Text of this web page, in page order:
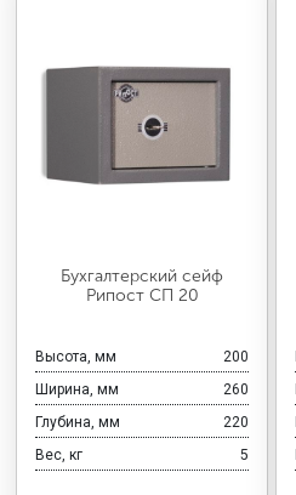
Бухгалтерский сейф
Рипост СП 20
Высота, мм
200
Ширина, мм
260
Глубина, мм
220
Вес, кг
5